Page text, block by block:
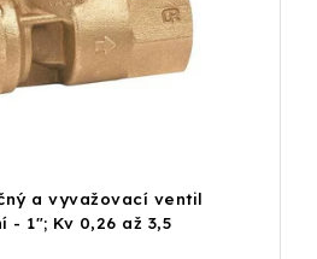
a vyvažovací ventil
1"; Kv 0,26 až 3,5